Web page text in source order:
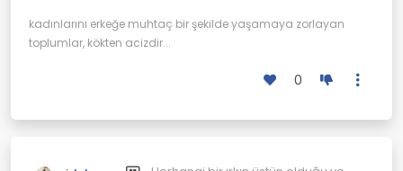
kadınlarını erkeğe muhtaç bir şekilde yaşamaya zorlayan
toplumlar, kökten acizdir...
0